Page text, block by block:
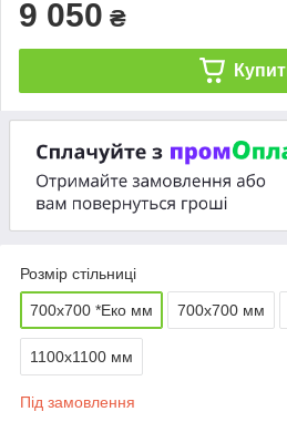
9 050 ₴
Розмір стільниці
700х700 *Еко мм 700х700 мм
1100х1100 мм
Під замовлення